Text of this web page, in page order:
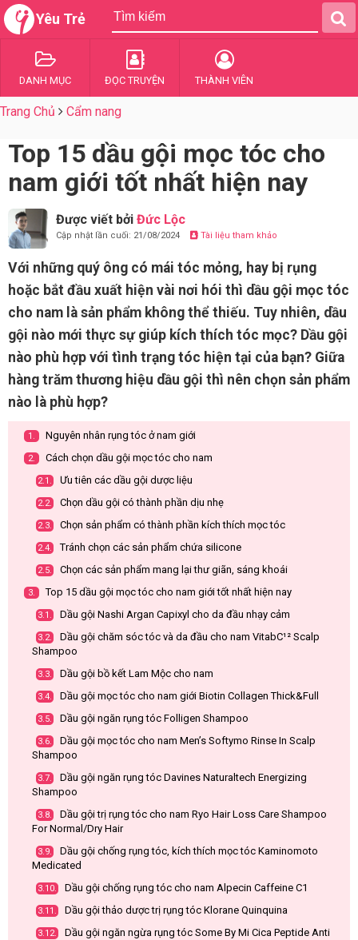
Yêu Trẻ
DANH MỤC ĐỌC TRUYỆN THÀNH VIÊN
Trang Chủ Cẩm nang
Top 15 dầu gội mọc tóc cho
nam giới tốt nhất hiện nay
Được viết bởi Đức Lộc
Cập nhật lần cuối: 21/08/2024 Tài liệu tham khảo
Với những quý ông có mái tóc mỏng, hay bị rụng
hoặc bắt đầu xuất hiện vài nơi hói thì dầu gội mọc tóc
cho nam là sản phẩm không thể thiếu. Tuy nhiên, dầu
gội nào mới thực sự giúp kích thích tóc mọc? Dầu gội
nào phù hợp với tình trạng tóc hiện tại của bạn? Giữa
hàng trăm thương hiệu dầu gội thì nên chọn sản phẩm
nào là phù hợp?
1. Nguyên nhân rụng tóc ở nam giới
2. Cách chọn dầu gội mọc tóc cho nam
2.1. Ưu tiên các dầu gội dược liệu
2.2. Chọn dầu gội có thành phần dịu nhẹ
2.3. Chọn sản phẩm có thành phần kích thích mọc tóc
2.4. Tránh chọn các sản phẩm chứa silicone
2.5. Chọn các sản phẩm mang lại thư giãn, sáng khoái
3. Top 15 dầu gội mọc tóc cho nam giới tốt nhất hiện nay
3.1. Dầu gội Nashi Argan Capixyl cho da đầu nhạy cảm
3.2.
Dầu gội chăm sóc tóc và da đầu cho nam VitabC¹² Scalp
Shampoo
3.3. Dầu gội bồ kết Lam Mộc cho nam
3.4. Dầu gội mọc tóc cho nam giới Biotin Collagen Thick&Full
3.5. Dầu gội ngăn rụng tóc Folligen Shampoo
3.6.
Dầu gội mọc tóc cho nam Men’s Softymo Rinse In Scalp
Shampoo
3.7.
Dầu gội ngăn rụng tóc Davines Naturaltech Energizing
Shampoo
3.8.
Dầu gội trị rụng tóc cho nam Ryo Hair Loss Care Shampoo
For Normal/Dry Hair
3.9.
Dầu gội chống rụng tóc, kích thích mọc tóc Kaminomoto
Medicated
3.10. Dầu gội chống rụng tóc cho nam Alpecin Caffeine C1
3.11. Dầu gội thảo dược trị rụng tóc Klorane Quinquina
3.12.
Dầu gội ngăn ngừa rụng tóc Some By Mi Cica Peptide Anti